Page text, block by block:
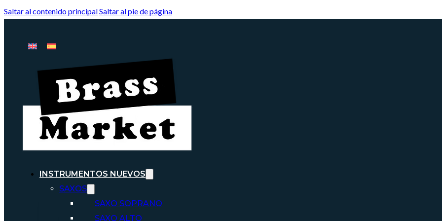
Saltar al contenido principalSaltar al pie de página
INSTRUMENTOS NUEVOS
SAXOS
SAXO SOPRANO
SAXO ALTO